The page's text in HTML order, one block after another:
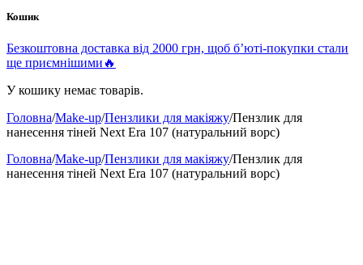
Кошик
Безкоштовна доставка від 2000 грн, щоб б’юті-покупки стали
ще приємнішими🔥
У кошику немає товарів.
Головна/Make-up/Пензлики для макіяжу/Пензлик для
нанесення тіней Next Era 107 (натуральний ворс)
Головна/Make-up/Пензлики для макіяжу/Пензлик для
нанесення тіней Next Era 107 (натуральний ворс)